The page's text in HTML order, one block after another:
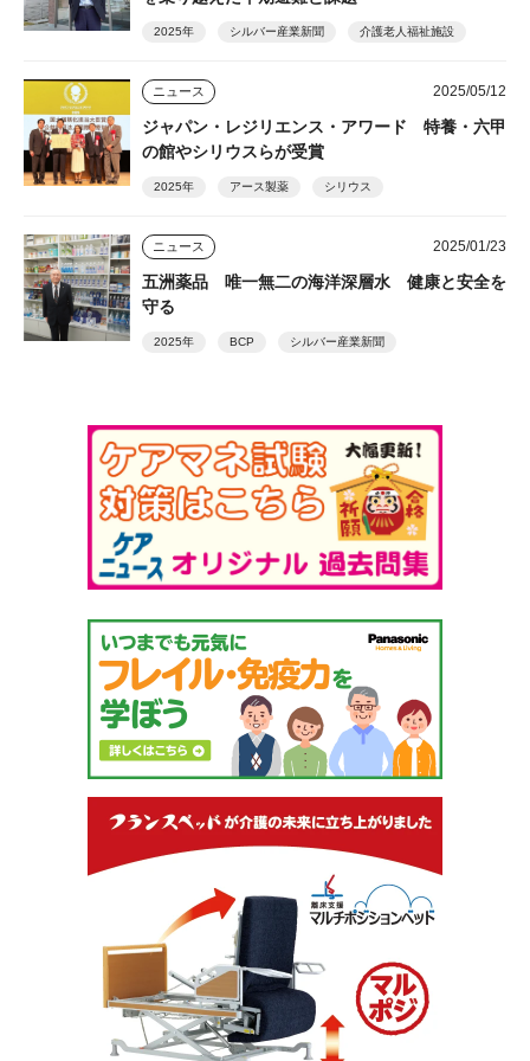
2025年 シルバー産業新聞 介護老人福祉施設
ニュース 2025/05/12
ジャパン・レジリエンス・アワード 特養・六甲
の館やシリウスらが受賞
2025年 アース製薬 シリウス
ニュース 2025/01/23
五洲薬品 唯一無二の海洋深層水 健康と安全を
守る
2025年 BCP シルバー産業新聞